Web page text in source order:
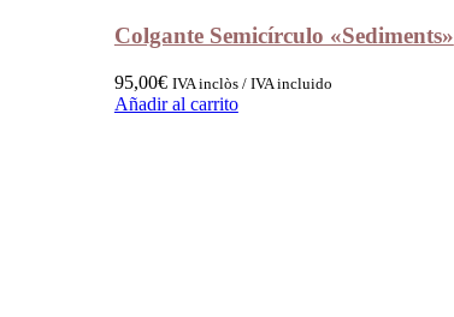
Colgante Semicírculo «Sediments»
95,00€ IVA inclòs / IVA incluido
Añadir al carrito